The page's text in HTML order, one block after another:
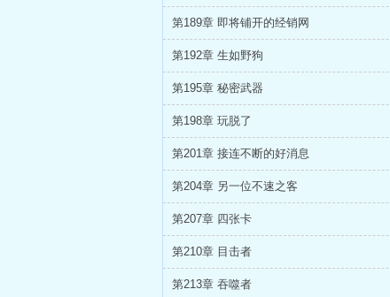
第189章 即将铺开的经销网
第192章 生如野狗
第195章 秘密武器
第198章 玩脱了
第201章 接连不断的好消息
第204章 另一位不速之客
第207章 四张卡
第210章 目击者
第213章 吞噬者